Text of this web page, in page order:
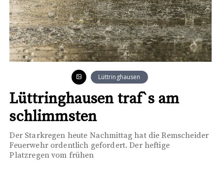
Lüttringhausen
Lüttringhausen traf`s am
schlimmsten
Der Starkregen heute Nachmittag hat die Remscheider
Feuerwehr ordentlich gefordert. Der heftige
Platzregen vom frühen